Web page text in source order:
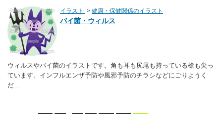
イラスト 健康・保健関係のイラスト
バイ菌・ウィルス
ウィルスやバイ菌のイラストです。角も耳も尻尾も持っている槍も尖っ
ています。インフルエンザ予防や風邪予防のチラシなどにごりようく
だ…